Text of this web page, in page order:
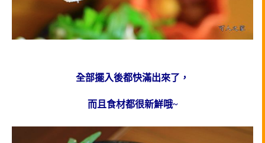
全部擺入後都快滿出來了，
而且食材都很新鮮哦~